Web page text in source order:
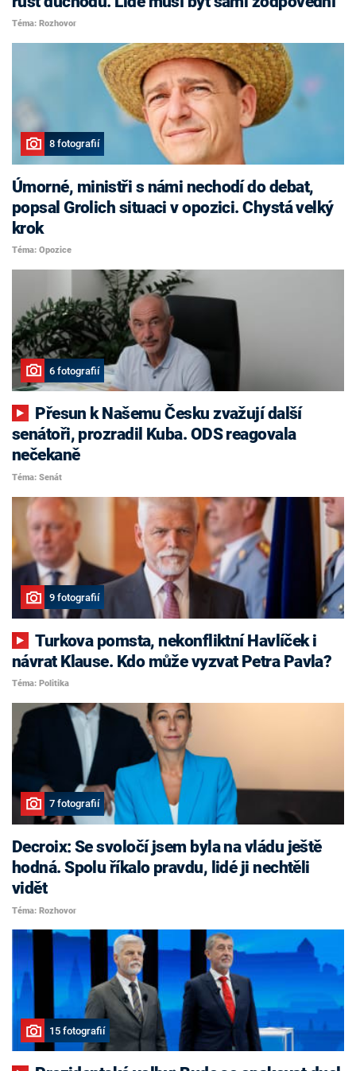
Téma: Rozhovor
8 fotografií
Úmorné, ministři s námi nechodí do debat,
popsal Grolich situaci v opozici. Chystá velký
krok
Téma: Opozice
6 fotografií
senátoři, prozradil Kuba. ODS reagovala
nečekaně
Téma: Senát
9 fotografií
Turkova pomsta, nekonfliktní Havlíček i
návrat Klause. Kdo může vyzvat Petra Pavla?
Téma: Politika
7 fotografií
Decroix: Se svoločí jsem byla na vládu ještě
hodná. Spolu říkalo pravdu, lidé ji nechtěli
vidět
Téma: Rozhovor
15 fotografií